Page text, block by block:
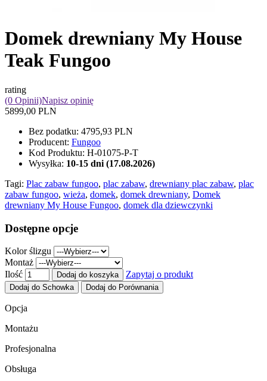
Domek drewniany My House
Teak Fungoo
rating
(0 Opinii)Napisz opinię
5899,00 PLN
Bez podatku: 4795,93 PLN
Producent: Fungoo
Kod Produktu: H-01075-P-T
Wysyłka: 10-15 dni (17.08.2026)
Tagi: Plac zabaw fungoo, plac zabaw, drewniany plac zabaw, plac
zabaw fungoo, wieża, domek, domek drewniany, Domek
drewniany My House Fungoo, domek dla dziewczynki
Dostępne opcje
Kolor ślizgu
Montaż
Ilość
Dodaj do koszyka Zapytaj o produkt
Dodaj do Schowka Dodaj do Porównania
Opcja
Montażu
Profesjonalna
Obsługa